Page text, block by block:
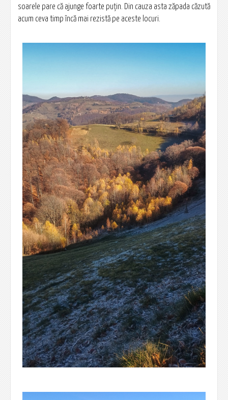
soarele pare că ajunge foarte puțin. Din cauza asta zăpada căzută
acum ceva timp încă mai rezistă pe aceste locuri.